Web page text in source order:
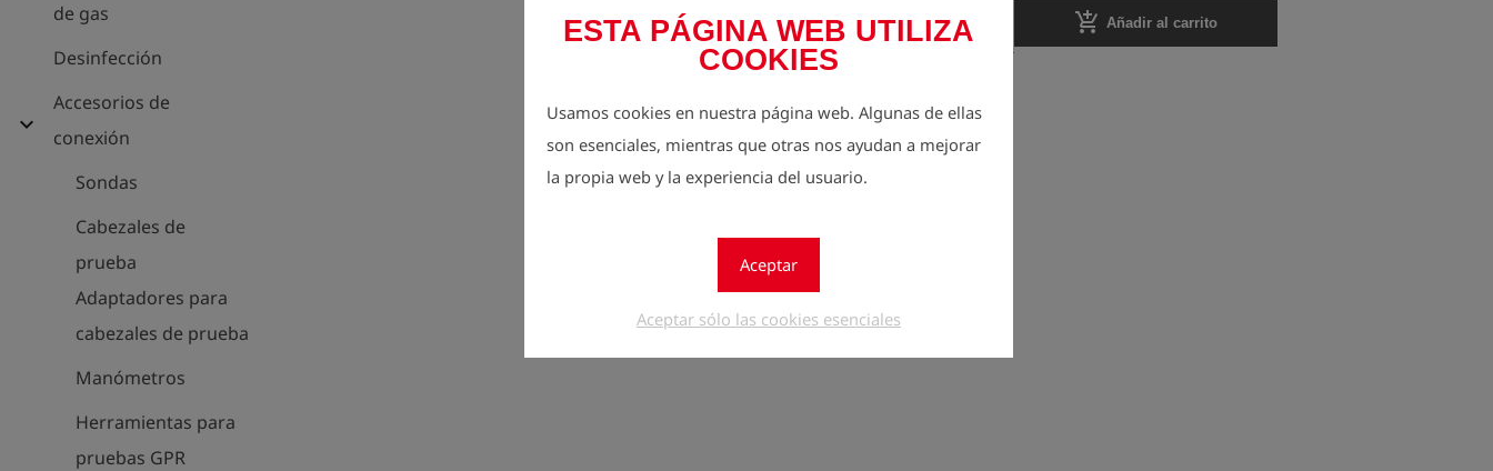
ESTA PÁGINA WEB UTILIZA
COOKIES
Usamos cookies en nuestra página web. Algunas de ellas
son esenciales, mientras que otras nos ayudan a mejorar
la propia web y la experiencia del usuario.
Aceptar
Aceptar sólo las cookies esenciales
de gas
Desinfección
expand_more
Accesorios de
conexión
Sondas
Cabezales de
prueba
Adaptadores para
cabezales de prueba
Manómetros
Herramientas para
pruebas GPR
add_shopping_cart Añadir al carrito